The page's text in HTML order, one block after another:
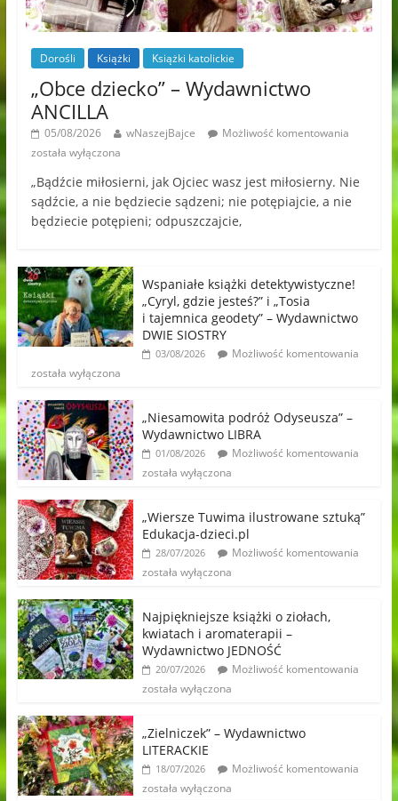
Dorośli Książki Książki katolickie
„Obce dziecko” – Wydawnictwo
ANCILLA
05/08/2026 wNaszejBajce
Możliwość komentowania
została wyłączona
„Bądźcie miłosierni, jak Ojciec wasz jest miłosierny. Nie
sądźcie, a nie będziecie sądzeni; nie potępiajcie, a nie
będziecie potępieni; odpuszczajcie,
Wspaniałe książki detektywistyczne!
„Cyryl, gdzie jesteś?” i „Tosia
i tajemnica geodety” – Wydawnictwo
DWIE SIOSTRY
03/08/2026
Możliwość komentowania
została wyłączona
„Niesamowita podróż Odyseusza” –
Wydawnictwo LIBRA
01/08/2026
Możliwość komentowania
została wyłączona
„Wiersze Tuwima ilustrowane sztuką”
Edukacja-dzieci.pl
28/07/2026
Możliwość komentowania
została wyłączona
Najpiękniejsze książki o ziołach,
kwiatach i aromaterapii –
Wydawnictwo JEDNOŚĆ
20/07/2026
Możliwość komentowania
została wyłączona
„Zielniczek” – Wydawnictwo
LITERACKIE
18/07/2026
Możliwość komentowania
została wyłączona